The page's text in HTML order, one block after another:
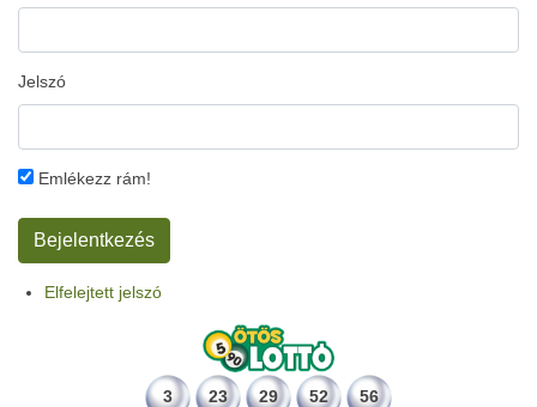
Jelszó
Emlékezz rám!
Elfelejtett jelszó
3 23 29 52 56